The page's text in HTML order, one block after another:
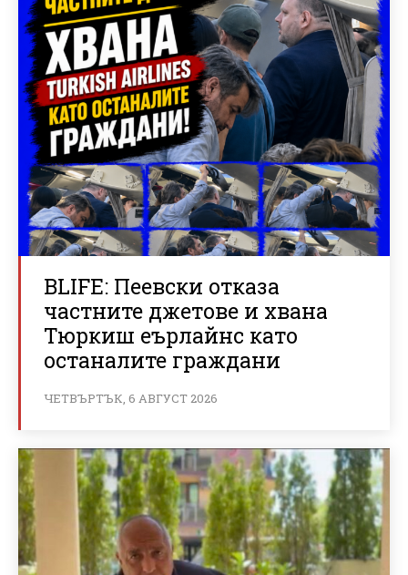
BLIFE: Пеевски отказа
частните джетове и хвана
Тюркиш еърлайнс като
останалите граждани
ЧЕТВЪРТЪК, 6 АВГУСТ 2026